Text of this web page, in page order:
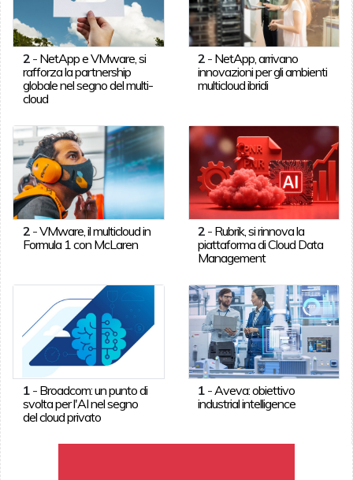
2- NetApp e VMware, si
rafforza la partnership
globale nel segno del multi-
cloud
2 - NetApp, arrivano
innovazioni per gli ambienti
multicloud ibridi
2-VMware, il multicloud in
Formula 1 con McLaren
2 - Rubrik, si rinnova la
piattaforma di Cloud Data
Management
1- Broadcom: un punto di
svolta per l'AI nel segno
del cloud privato
1 -Aveva: obiettivo
industrial intelligence